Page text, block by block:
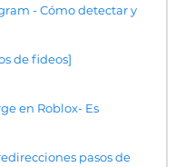
- Cómo detectar y
de fideos]
en Roblox- Es
pasos de